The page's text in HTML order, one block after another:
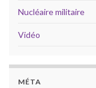
Nucléaire militaire
Vidéo
MÉTA